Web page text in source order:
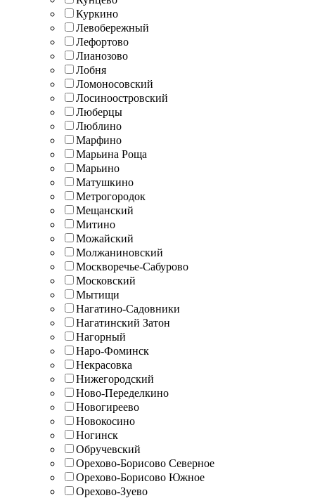
Куркино
Левобережный
Лефортово
Лианозово
Лобня
Ломоносовский
Лосиноостровский
Люберцы
Люблино
Марфино
Марьина Роща
Марьино
Матушкино
Метрогородок
Мещанский
Митино
Можайский
Молжаниновский
Москворечье-Сабурово
Московский
Мытищи
Нагатино-Садовники
Нагатинский Затон
Нагорный
Наро-Фоминск
Некрасовка
Нижегородский
Ново-Переделкино
Новогиреево
Новокосино
Ногинск
Обручевский
Орехово-Борисово Северное
Орехово-Борисово Южное
Орехово-Зуево